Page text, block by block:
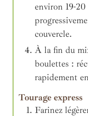
environ 19-20
couvercle.
À la fin du
boulettes :
rapidement
Tourage express
Farinez